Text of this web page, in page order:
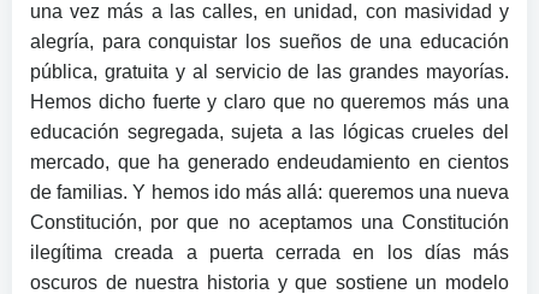
una vez más a las calles, en unidad, con masividad y
alegría, para conquistar los sueños de una educación
pública, gratuita y al servicio de las grandes mayorías.
Hemos dicho fuerte y claro que no queremos más una
educación segregada, sujeta a las lógicas crueles del
mercado, que ha generado endeudamiento en cientos
de familias. Y hemos ido más allá: queremos una nueva
Constitución, por que no aceptamos una Constitución
ilegítima creada a puerta cerrada en los días más
oscuros de nuestra historia y que sostiene un modelo